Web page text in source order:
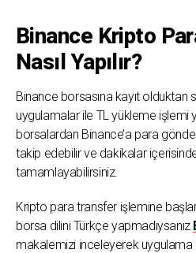
Binance Kripto
Nasıl Yapılır?
Binance borsasına kayıt olduktan
uygulamalar ile TL yükleme işlemi
borsalardan Binance’a para
takip edebilir ve dakikalar
tamamlayabilirsiniz.
Kripto para transfer işlemine
borsa dilini Türkçe yapmadıysanız
makalemizi inceleyerek uygulama